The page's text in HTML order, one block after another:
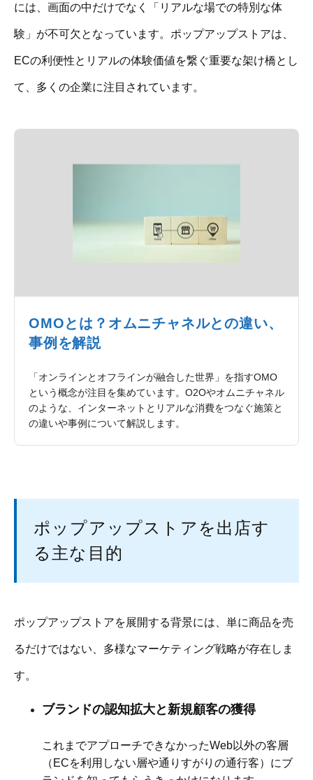
には、画面の中だけでなく「リアルな場での特別な体
験」が不可欠となっています。ポップアップストアは、
ECの利便性とリアルの体験価値を繋ぐ重要な架け橋とし
て、多くの企業に注目されています。
OMOとは？オムニチャネルとの違い、
事例を解説
「オンラインとオフラインが融合した世界」を指すOMO
という概念が注目を集めています。O2Oやオムニチャネル
のような、インターネットとリアルな消費をつなぐ施策と
の違いや事例について解説します。
ポップアップストアを出店す
る主な目的
ポップアップストアを展開する背景には、単に商品を売
るだけではない、多様なマーケティング戦略が存在しま
す。
ブランドの認知拡大と新規顧客の獲得
これまでアプローチできなかったWeb以外の客層
（ECを利用しない層や通りすがりの通行客）にブ